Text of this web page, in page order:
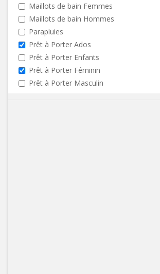
Maillots de bain Femmes
Maillots de bain Hommes
Parapluies
Prêt à Porter Ados
Prêt à Porter Enfants
Prêt à Porter Féminin
Prêt à Porter Masculin